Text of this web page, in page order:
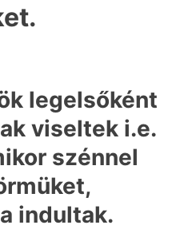
legelsőként
viseltek i.e.
szénnel
indultak.